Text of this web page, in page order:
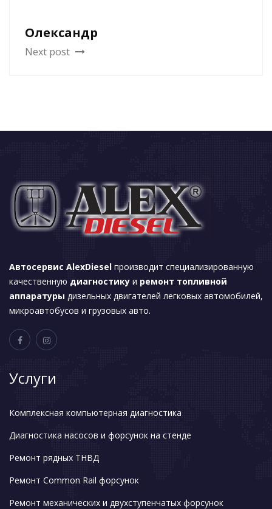
Олександр
Next post
Автосервис AlexDiesel производит специализированную
качественную диагностику и ремонт топливной
аппаратуры дизельных двигателей легковых автомобилей,
микроавтобусов и грузовых авто.
Услуги
Комплексная компьютерная диагностика
Диагностика насосов и форсунок на стенде
Ремонт рядных ТНВД
Ремонт Common Rail форсунок
Ремонт механических и двухступенчатых форсунок